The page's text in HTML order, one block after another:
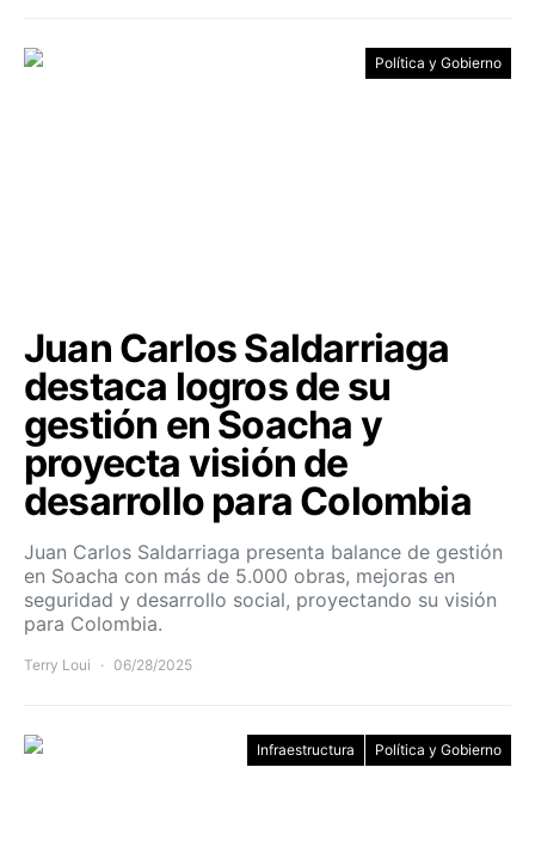
Política y Gobierno
Juan Carlos Saldarriaga
destaca logros de su
gestión en Soacha y
proyecta visión de
desarrollo para Colombia
Juan Carlos Saldarriaga presenta balance de gestión
en Soacha con más de 5.000 obras, mejoras en
seguridad y desarrollo social, proyectando su visión
para Colombia.
Terry Loui 06/28/2025
Infraestructura Política y Gobierno